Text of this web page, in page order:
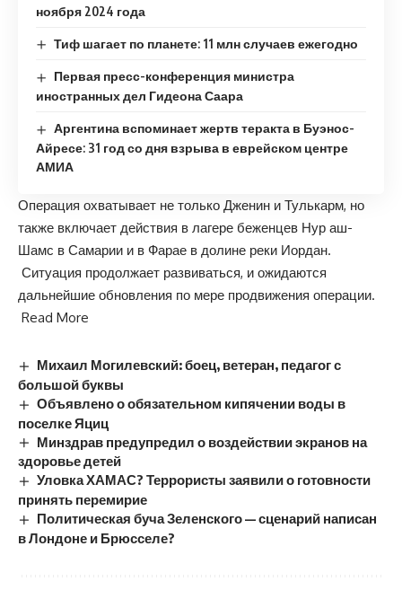
ноября 2024 года
Тиф шагает по планете: 11 млн случаев ежегодно
Первая пресс-конференция министра
иностранных дел Гидеона Саара
Аргентина вспоминает жертв теракта в Буэнос-
Айресе: 31 год со дня взрыва в еврейском центре
АМИА
Операция охватывает не только Дженин и Тулькарм, но
также включает действия в лагере беженцев Нур аш-
Шамс в Самарии и в Фарае в долине реки Иордан.
Ситуация продолжает развиваться, и ожидаются
дальнейшие обновления по мере продвижения операции.
Read More
Михаил Могилевский: боец, ветеран, педагог с
большой буквы
Объявлено о обязательном кипячении воды в
поселке Яциц
Минздрав предупредил о воздействии экранов на
здоровье детей
Уловка ХАМАС? Террористы заявили о готовности
принять перемирие
Политическая буча Зеленского — сценарий написан
в Лондоне и Брюсселе?